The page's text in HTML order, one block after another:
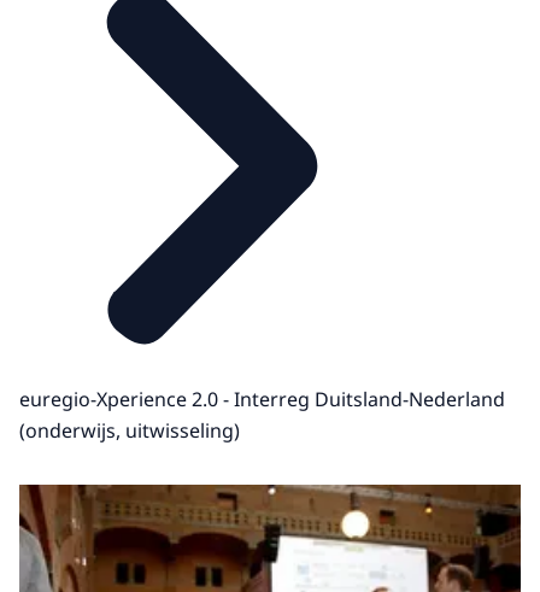
euregio-Xperience 2.0 - Interreg Duitsland-Nederland
(onderwijs, uitwisseling)